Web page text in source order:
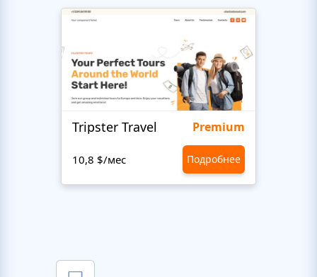
Tripster Travel Premium
10,8 $/мес Подробнее